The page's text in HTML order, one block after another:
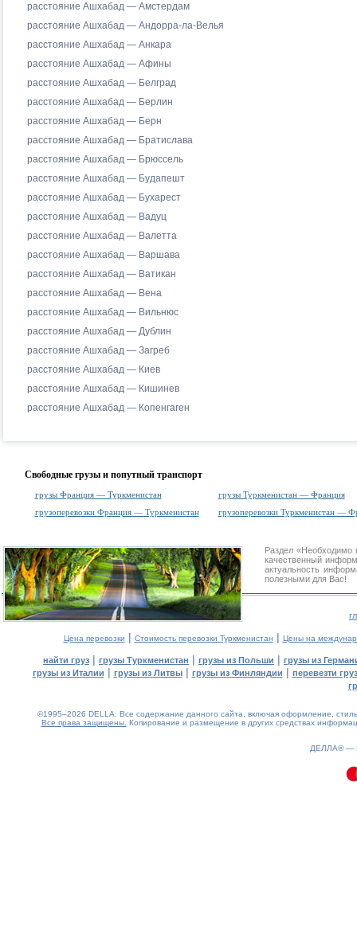
расстояние Ашхабад — Амстердам
расстояние Ашхабад — Андорра-ла-Велья
расстояние Ашхабад — Анкара
расстояние Ашхабад — Афины
расстояние Ашхабад — Белград
расстояние Ашхабад — Берлин
расстояние Ашхабад — Берн
расстояние Ашхабад — Братислава
расстояние Ашхабад — Брюссель
расстояние Ашхабад — Будапешт
расстояние Ашхабад — Бухарест
расстояние Ашхабад — Вадуц
расстояние Ашхабад — Валетта
расстояние Ашхабад — Варшава
расстояние Ашхабад — Ватикан
расстояние Ашхабад — Вена
расстояние Ашхабад — Вильнюс
расстояние Ашхабад — Дублин
расстояние Ашхабад — Загреб
расстояние Ашхабад — Киев
расстояние Ашхабад — Кишинев
расстояние Ашхабад — Копенгаген
Свободные грузы и попутный транспорт
грузы Франция — Туркменистан
грузы Туркменистан — Франция
грузоперевозки Франция — Туркменистан
грузоперевозки Туркменистан —
Раздел
качественный
актуальность
полезными для Вас!
Цена перевозки | Стоимость перевозки Туркменистан | Цены на
найти груз | грузы Туркменистан | грузы из Польши | грузы из
грузы из Италии | грузы из Литвы| грузы из Финляндии | перевезти груз
©1995–2026 DELLA. Все содержание данного сайта, включая оформление,
Все права защищены. Копирование и размещение в других средствах
ДЕЛЛА® —